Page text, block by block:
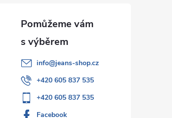
info@jeans-shop.cz
+420 605 837 535
+420 605 837 535
Facebook